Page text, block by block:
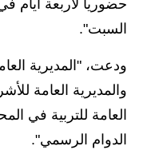
حضورياً لأربعة أيام
السبت".
ودعت، "المديرية
والمديرية العامة
العامة للتربية في
الدوام الرسمي".